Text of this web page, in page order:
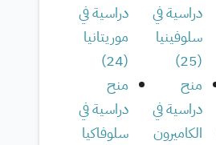
دراسية في
سلوفينيا
(
25
)
دراسية في
موريتانيا
(
24
)
منح
دراسية في
الكاميرون
منح
دراسية في
سلوفاكيا